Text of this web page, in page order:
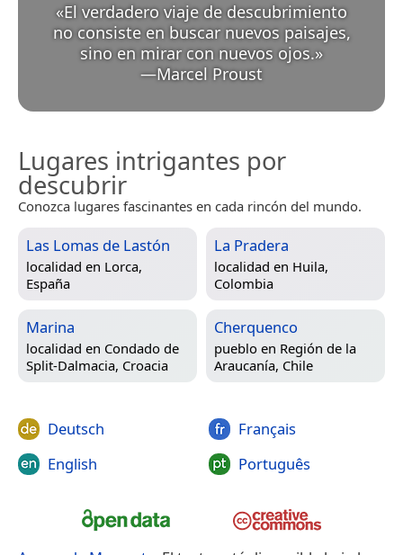
«El verdadero viaje de descubrimiento
no consiste en buscar nuevos paisajes,
sino en mirar con nuevos ojos.
—Marcel Proust
Lugares intrigantes por
descubrir
Conozca lugares fascinantes en cada rincón del mundo.
Las Lomas de Lastón
localidad en Lorca,
España
La Pradera
localidad en Huila,
Colombia
Marina
localidad en Condado de
Split-Dalmacia, Croacia
Cherquenco
pueblo en Región de la
Araucanía, Chile
Deutsch
English
Français
Português